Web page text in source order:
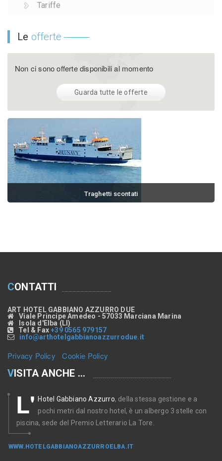
Tariffe
Le offerte
Non ci sono offerte disponibili al momento
Guarda tutte le offerte
Traghetti scontati
CONTATTI
ART HOTEL GABBIANO AZZURRO DUE
Viale Principe Amedeo - 57033 Marciana Marina
Isola d'Elba (LI)
Tel & Fax+39 0565 979157
info@arthotelgabbianoazzurrodue.it
Privacy Policy -Cookie Policy
VISITA ANCHE ...
L' Hotel Gabbiano Azzurro, della stessa gestione e a
pochi metri dal nostro hotel, è un albergo 3 stelle con
piscina, sede del Premio Letterario La Tore.
WWW.HOTELGABBIANOAZZURROELBA.IT